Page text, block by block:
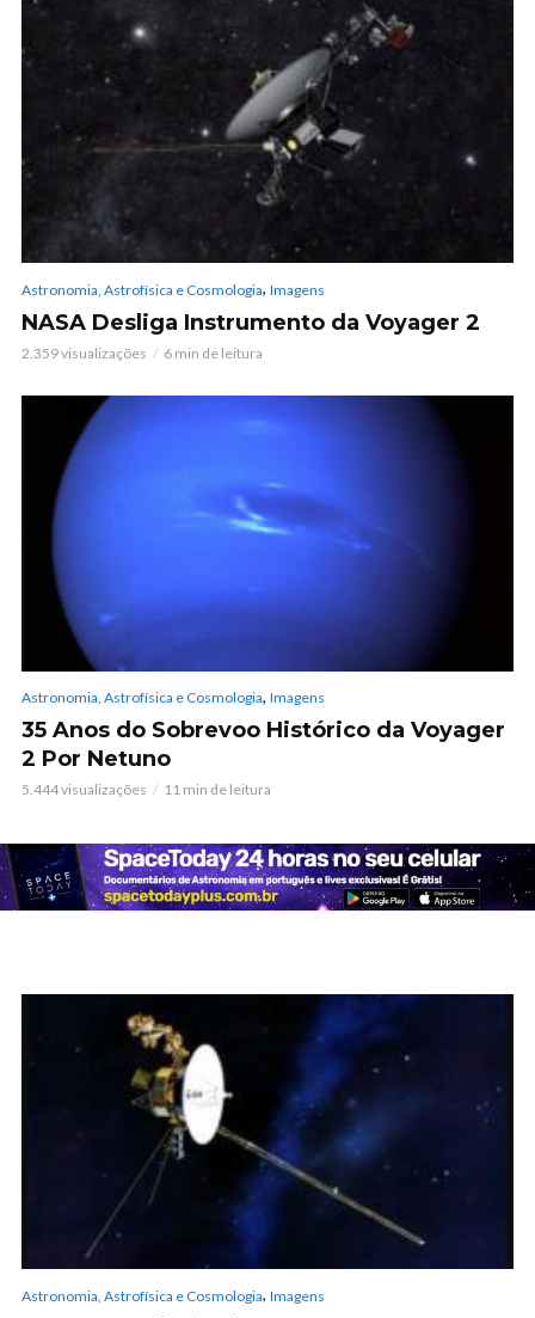
Astronomia, Astrofísica e Cosmologia, Imagens
NASA Desliga Instrumento da Voyager 2
2.359 visualizações 6 min de leitura
Astronomia, Astrofísica e Cosmologia, Imagens
35 Anos do Sobrevoo Histórico da Voyager
2 Por Netuno
5.444 visualizações 11 min de leitura
Astronomia, Astrofísica e Cosmologia, Imagens